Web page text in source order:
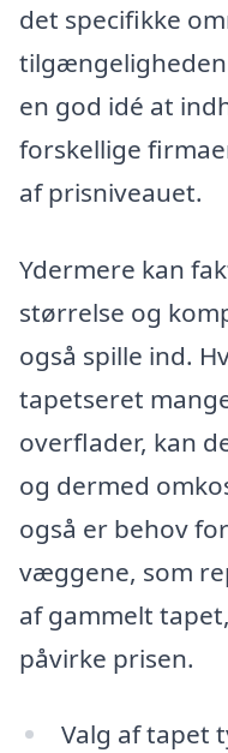
det specifikke
en god idé at
forskellige
af prisniveauet.
Ydermere kan
størrelse og
også spille ind.
tapetseret
overflader, kan
og dermed
også er behov
væggene, som
af gammelt
påvirke prisen.
Valg af tapet